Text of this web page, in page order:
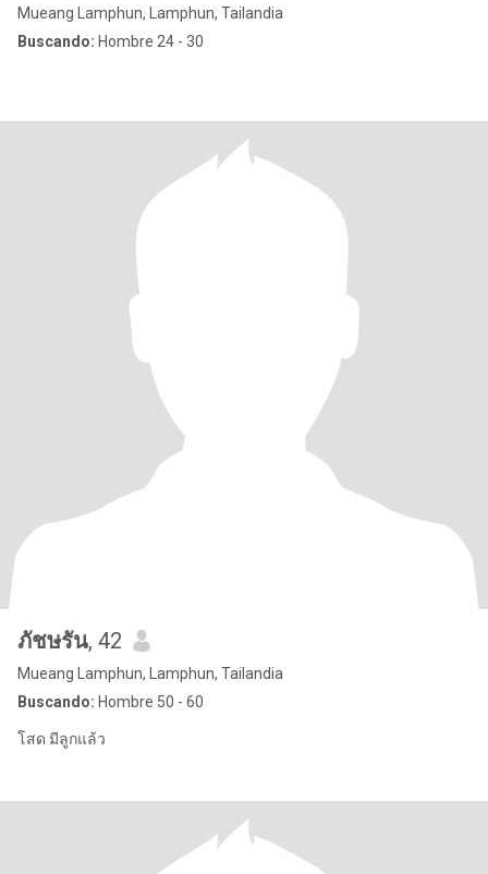
Mueang Lamphun, Lamphun, Tailandia
Buscando: Hombre 24 - 30
ภัชษรัน, 42
Mueang Lamphun, Lamphun, Tailandia
Buscando: Hombre 50 - 60
โสด มีลูกแล้ว